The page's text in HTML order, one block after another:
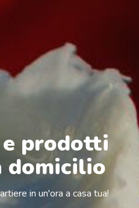
prodotti
domicilio
in un'ora a casa tua!